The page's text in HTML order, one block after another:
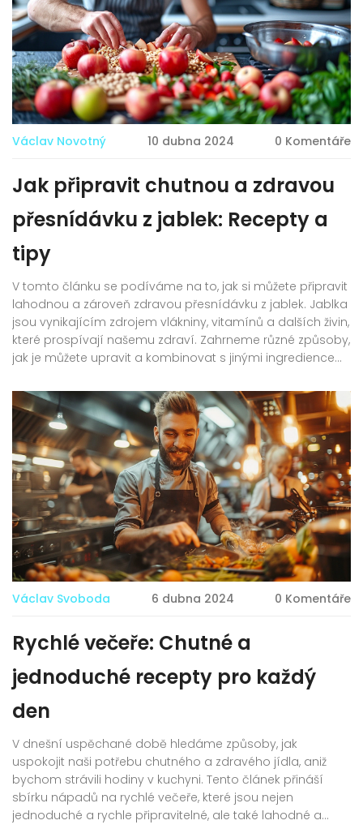
Václav Novotný 10 dubna 2024 0 Komentáře
Jak připravit chutnou a zdravou
přesnídávku z jablek: Recepty a
tipy
V tomto článku se podíváme na to, jak si můžete připravit
lahodnou a zároveň zdravou přesnídávku z jablek. Jablka
jsou vynikajícím zdrojem vlákniny, vitamínů a dalších živin,
které prospívají našemu zdraví. Zahrneme různé způsoby,
jak je můžete upravit a kombinovat s jinými ingrediencemi,
úrovních. Nabídneme vám několik receptů, které jsou
nejen chutné, ale také snadné na přípravu.
Václav Svoboda 6 dubna 2024 0 Komentáře
Rychlé večeře: Chutné a
jednoduché recepty pro každý
den
V dnešní uspěchané době hledáme způsoby, jak
uspokojit naši potřebu chutného a zdravého jídla, aniž
bychom strávili hodiny v kuchyni. Tento článek přináší
sbírku nápadů na rychlé večeře, které jsou nejen
jednoduché a rychle připravitelné, ale také lahodné a